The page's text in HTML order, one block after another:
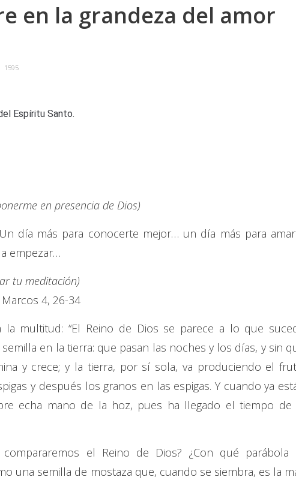
en la grandeza del amor
1595
Espíritu Santo.
en presencia de Dios)
día más para conocerte mejor… un día más para
empezar…
tu meditación)
4, 26-34
la multitud: “El Reino de Dios se parece a lo que
en la tierra: que pasan las noches y los días, y sin
y crece; y la tierra, por sí sola, va produciendo el
y después los granos en las espigas. Y cuando ya
echa mano de la hoz, pues ha llegado el tiempo de
compararemos el Reino de Dios? ¿Con qué parábola
una semilla de mostaza que, cuando se siembra, es la